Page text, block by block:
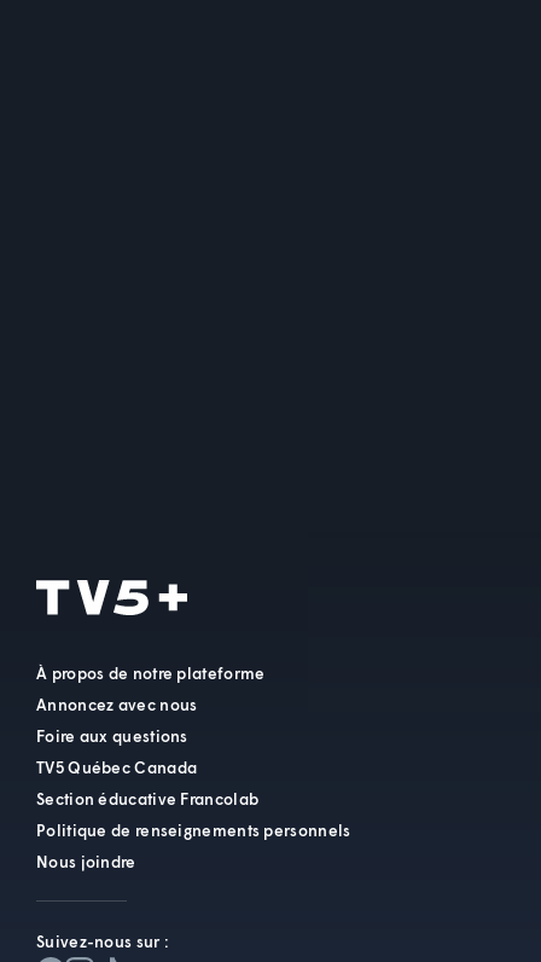
À propos de notre plateforme
Annoncez avec nous
Foire aux questions
TV5 Québec Canada
Section éducative Francolab
Politique de renseignements personnels
Nous joindre
Suivez-nous sur :